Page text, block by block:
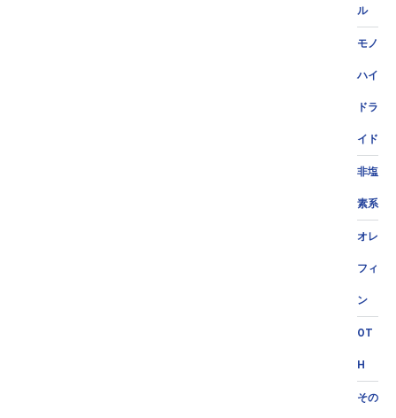
ル
モノ
ハイ
ドラ
イド
非塩
素系
オレ
フィ
ン
OT
H
その